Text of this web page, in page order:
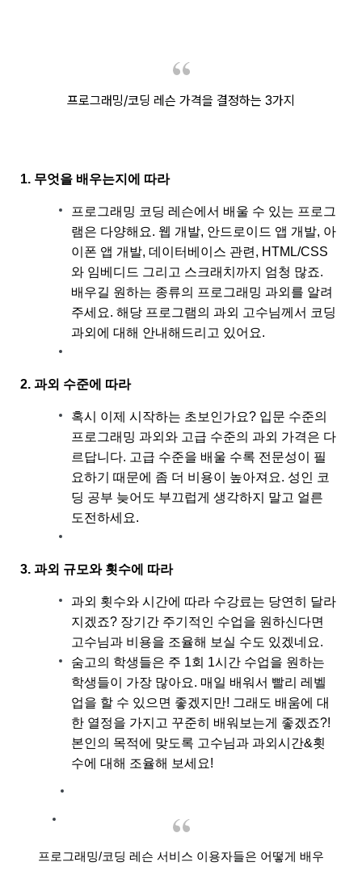
프로그래밍/코딩 레슨 가격을 결정하는 3가지
1. 무엇을 배우는지에 따라
프로그래밍 코딩 레슨에서 배울 수 있는 프로그
램은 다양해요. 웹 개발, 안드로이드 앱 개발, 아
이폰 앱 개발, 데이터베이스 관련, HTML/CSS
와 임베디드 그리고 스크래치까지 엄청 많죠.
배우길 원하는 종류의 프로그래밍 과외를 알려
주세요. 해당 프로그램의 과외 고수님께서 코딩
과외에 대해 안내해드리고 있어요.
2. 과외 수준에 따라
혹시 이제 시작하는 초보인가요? 입문 수준의
프로그래밍 과외와 고급 수준의 과외 가격은 다
르답니다. 고급 수준을 배울 수록 전문성이 필
요하기 때문에 좀 더 비용이 높아져요. 성인 코
딩 공부 늦어도 부끄럽게 생각하지 말고 얼른
도전하세요.
3. 과외 규모와 횟수에 따라
과외 횟수와 시간에 따라 수강료는 당연히 달라
지겠죠? 장기간 주기적인 수업을 원하신다면
고수님과 비용을 조율해 보실 수도 있겠네요.
숨고의 학생들은 주 1회 1시간 수업을 원하는
학생들이 가장 많아요. 매일 배워서 빨리 레벨
업을 할 수 있으면 좋겠지만! 그래도 배움에 대
한 열정을 가지고 꾸준히 배워보는게 좋겠죠?!
본인의 목적에 맞도록 고수님과 과외시간&횟
수에 대해 조율해 보세요!
프로그래밍/코딩 레슨 서비스 이용자들은 어떻게 배우